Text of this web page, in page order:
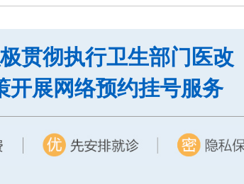
贯彻执行卫生部门医改
开展网络预约挂号服务